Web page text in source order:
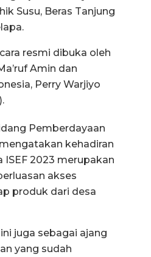
Susu, Beras Tanjung
resmi dibuka oleh
Amin dan
Perry Warjiyo
Pemberdayaan
kehadiran
ISEF 2023 merupakan
akses
produk dari desa
juga sebagai ajang
yang sudah